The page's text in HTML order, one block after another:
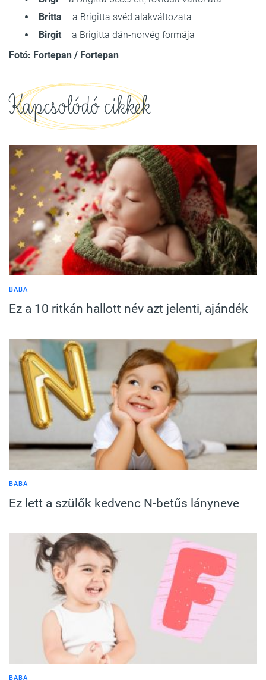
Britta – a Brigitta svéd alakváltozata
Birgit – a Brigitta dán-norvég formája
Fotó: Fortepan / Fortepan
Kapcsolódó cikkek
BABA
Ez a 10 ritkán hallott név azt jelenti, ajándék
BABA
Ez lett a szülők kedvenc N-betűs lányneve
BABA